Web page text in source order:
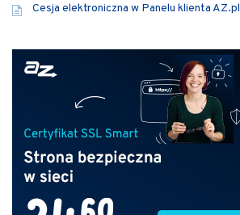
Cesja elektroniczna w Panelu klienta AZ.pl